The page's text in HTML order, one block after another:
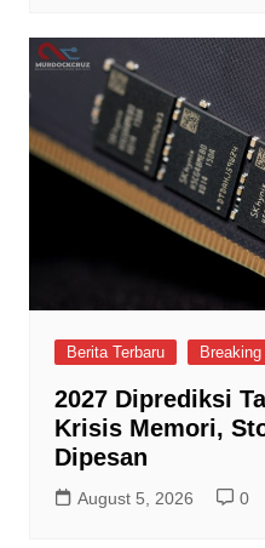
Berita Terbaru
2027 Diprediksi
Krisis Memori,
Dipesan
August 5, 2026 0